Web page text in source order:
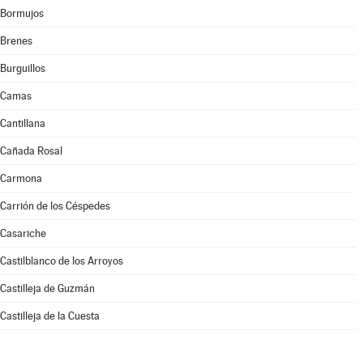
Bormujos
Brenes
Burguillos
Camas
Cantillana
Cañada Rosal
Carmona
Carrión de los Céspedes
Casariche
Castilblanco de los Arroyos
Castilleja de Guzmán
Castilleja de la Cuesta